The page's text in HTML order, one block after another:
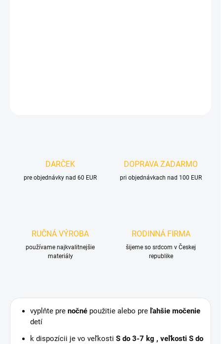
DARČEK
pre objednávky nad 60 EUR
DOPRAVA ZADARMO
pri objednávkach nad 100 EUR
RUČNÁ VÝROBA
používame najkvalitnejšie
materiály
RODINNÁ FIRMA
šijeme so srdcom v Českej
republike
vyplňte pre nočné použitie alebo pre ľahšie močenie
detí
k dispozícii je vo veľkosti S do 3-7 kg , veľkosti S do